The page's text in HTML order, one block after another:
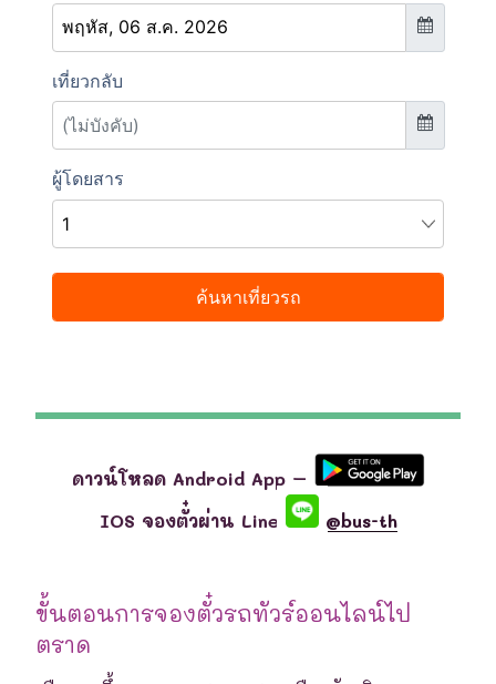
ดาวน์โหลด Android App –
IOS จองตั๋วผ่าน Line
@bus-th
ขั้นตอนการจองตั๋วรถทัวร์ออนไลน์ไป
ตราด